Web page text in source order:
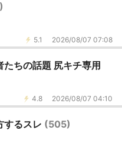
5.1 2026/08/07 07:08
ちの話題 尻キチ専用
4.8 2026/08/07 04:10
するスレ (505)